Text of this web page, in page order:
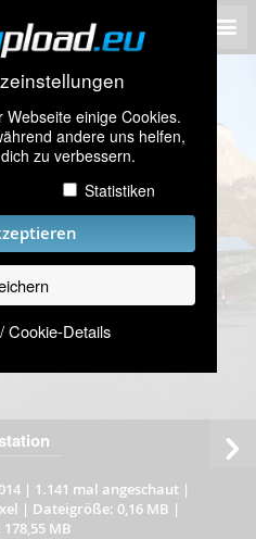
einige Cookies.
andere uns helfen,
zu verbessern.
Statistiken
Cookie-Details
| 1.141 mal angeschaut|
| Dateigröße: 0,16 MB |
MB